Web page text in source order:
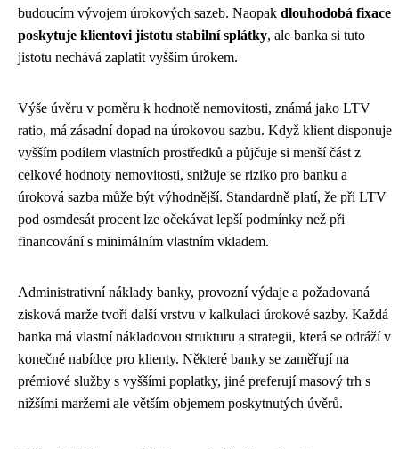
budoucím vývojem úrokových sazeb. Naopak dlouhodobá fixace
poskytuje klientovi jistotu stabilní splátky, ale banka si tuto
jistotu nechává zaplatit vyšším úrokem.
Výše úvěru v poměru k hodnotě nemovitosti, známá jako LTV
ratio, má zásadní dopad na úrokovou sazbu. Když klient disponuje
vyšším podílem vlastních prostředků a půjčuje si menší část z
celkové hodnoty nemovitosti, snižuje se riziko pro banku a
úroková sazba může být výhodnější. Standardně platí, že při LTV
pod osmdesát procent lze očekávat lepší podmínky než při
financování s minimálním vlastním vkladem.
Administrativní náklady banky, provozní výdaje a požadovaná
zisková marže tvoří další vrstvu v kalkulaci úrokové sazby. Každá
banka má vlastní nákladovou strukturu a strategii, která se odráží v
konečné nabídce pro klienty. Některé banky se zaměřují na
prémiové služby s vyššími poplatky, jiné preferují masový trh s
nižšími maržemi ale větším objemem poskytnutých úvěrů.